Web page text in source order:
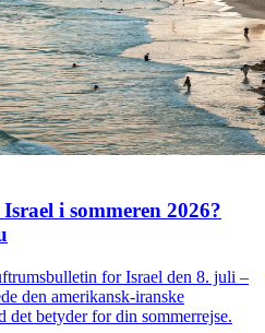
i sommeren 2026?
for Israel den 8. juli –
den amerikansk-iranske
betyder for din sommerrejse.